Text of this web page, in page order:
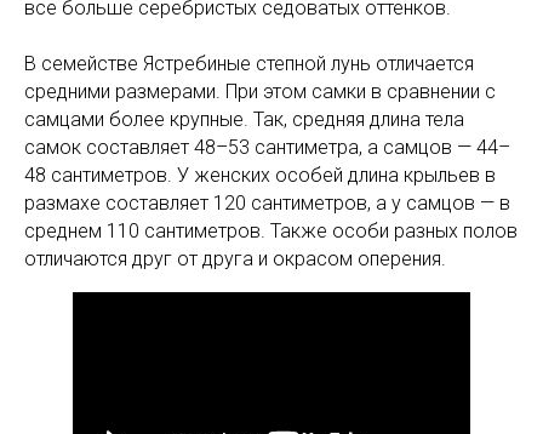
все больше серебристых седоватых оттенков.
В семействе Ястребиные степной лунь отличается
средними размерами. При этом самки в сравнении с
самцами более крупные. Так, средняя длина тела
самок составляет 48–53 сантиметра, а самцов — 44–
48 сантиметров. У женских особей длина крыльев в
размахе составляет 120 сантиметров, а у самцов — в
среднем 110 сантиметров. Также особи разных полов
отличаются друг от друга и окрасом оперения.